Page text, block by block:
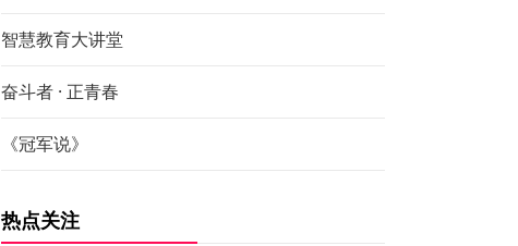
智慧教育大讲堂
奋斗者 · 正青春
《冠军说》
热点关注